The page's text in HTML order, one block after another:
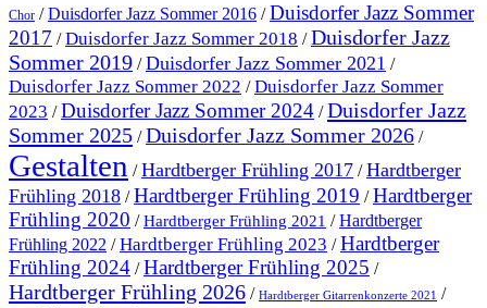
Chor /Duisdorfer Jazz Sommer 2016 /Duisdorfer Jazz Sommer
2017 /Duisdorfer Jazz Sommer 2018 /Duisdorfer Jazz
Sommer 2019 /Duisdorfer Jazz Sommer 2021 /
Duisdorfer Jazz Sommer 2022 /Duisdorfer Jazz Sommer
2023 /Duisdorfer Jazz Sommer 2024 /Duisdorfer Jazz
Sommer 2025 /Duisdorfer Jazz Sommer 2026 /
Gestalten /Hardtberger Frühling 2017 /Hardtberger
Frühling 2018 /Hardtberger Frühling 2019 /Hardtberger
Frühling 2020 /Hardtberger Frühling 2021 /Hardtberger
Frühling 2022 /Hardtberger Frühling 2023 /Hardtberger
Frühling 2024 /Hardtberger Frühling 2025 /
Hardtberger Frühling 2026 / Hardtberger Gitarrenkonzerte 2021 /